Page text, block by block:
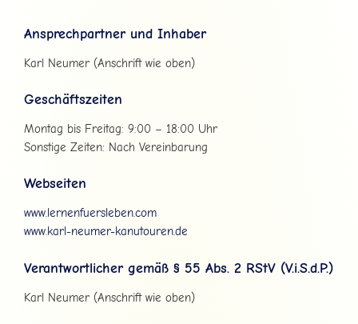
Ansprechpartner und Inhaber
Karl Neumer (Anschrift wie oben)
Geschäftszeiten
Montag bis Freitag: 9:00 – 18:00 Uhr
Sonstige Zeiten: Nach Vereinbarung
Webseiten
www.lernenfuersleben.com
www.karl-neumer-kanutouren.de
Verantwortlicher gemäß § 55 Abs. 2 RStV (V.i.S.d.P.)
Karl Neumer (Anschrift wie oben)